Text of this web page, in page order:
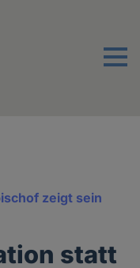
Menu
zeigt sein
statt